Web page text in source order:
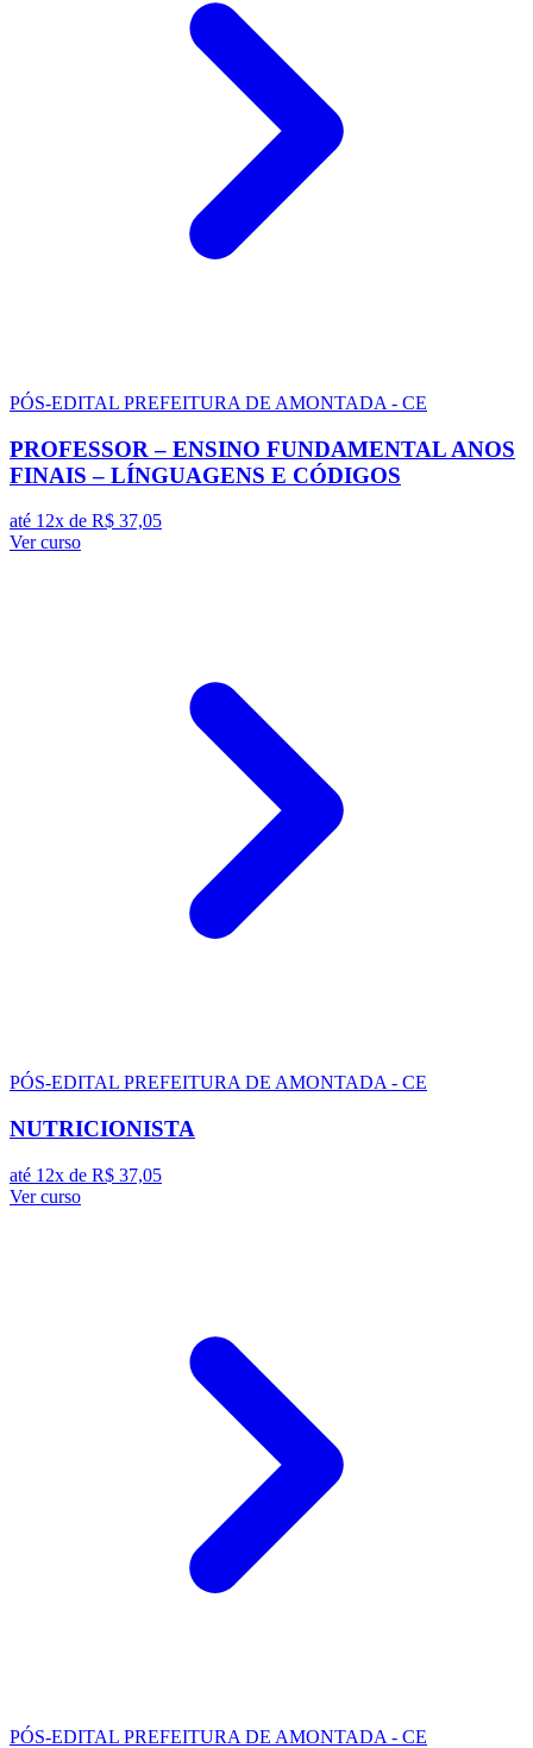
PÓS-EDITAL PREFEITURA DE AMONTADA - CE
PROFESSOR – ENSINO FUNDAMENTAL ANOS
FINAIS – LÍNGUAGENS E CÓDIGOS
até 12x de R$ 37,05
Ver curso
PÓS-EDITAL PREFEITURA DE AMONTADA - CE
NUTRICIONISTA
até 12x de R$ 37,05
Ver curso
PÓS-EDITAL PREFEITURA DE AMONTADA - CE